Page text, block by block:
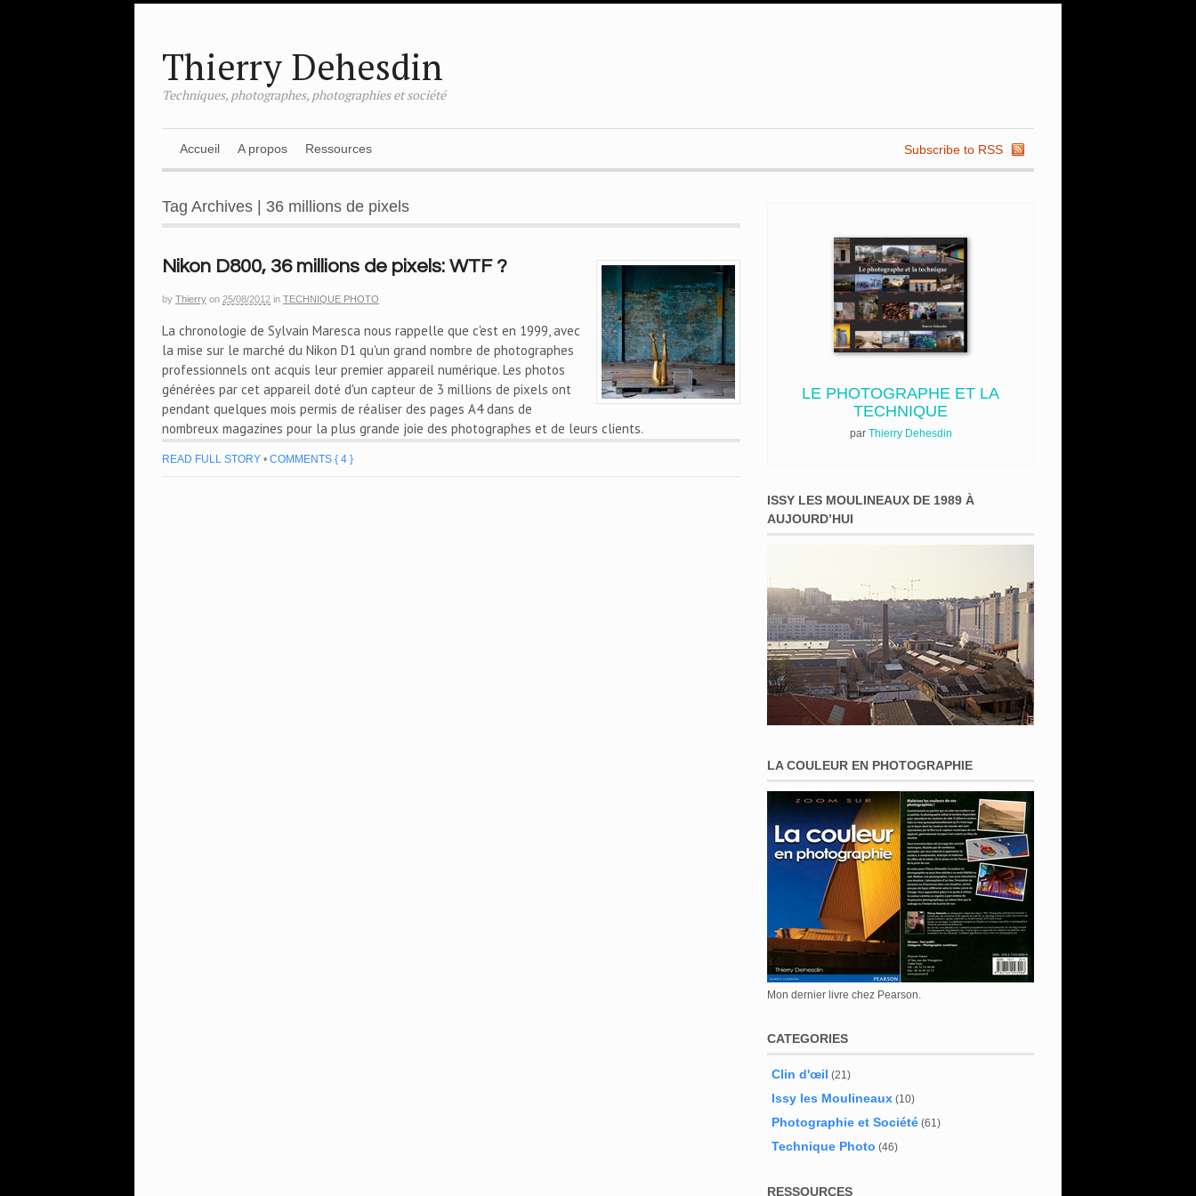
Thierry Dehesdin
Techniques, photographes, photographies et société
Subscribe to RSS
Accueil A propos Ressources
Tag Archives | 36 millions de pixels
Nikon D800, 36 millions de pixels: WTF ?
by Thierry on 25/08/2012 in TECHNIQUE PHOTO
La chronologie de Sylvain Maresca nous rappelle que c'est en 1999, avec
la mise sur le marché du Nikon D1 qu'un grand nombre de photographes
professionnels ont acquis leur premier appareil numérique. Les photos
générées par cet appareil doté d'un capteur de 3 millions de pixels ont
pendant quelques mois permis de réaliser des pages A4 dans de
nombreux magazines pour la plus grande joie des photographes et de leurs clients.
READ FULL STORY • COMMENTS { 4 }
LE PHOTOGRAPHE ET LA
TECHNIQUE
par Thierry Dehesdin
ISSY LES MOULINEAUX DE 1989 À
AUJOURD’HUI
LA COULEUR EN PHOTOGRAPHIE
Mon dernier livre chez Pearson.
CATEGORIES
Clin d'œil (21)
Issy les Moulineaux (10)
Photographie et Société (61)
Technique Photo (46)
RESSOURCES